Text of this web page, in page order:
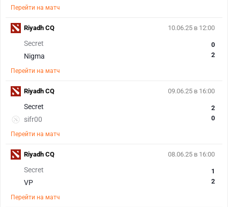
Перейти на матч
10.06.25 в 12:00
Secret
Nigma
0
2
Перейти на матч
Riyadh CQ
09.06.25 в 16:00
Secret
sifr00
2
0
Перейти на матч
Riyadh CQ
08.06.25 в 16:00
Secret
VP
1
2
Перейти на матч
Riyadh CQ